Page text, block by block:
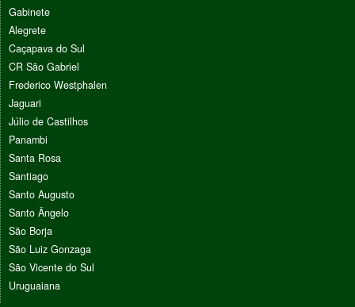
Gabinete
Alegrete
Caçapava do Sul
CR São Gabriel
Frederico Westphalen
Jaguari
Júlio de Castilhos
Panambi
Santa Rosa
Santiago
Santo Augusto
Santo Ângelo
São Borja
São Luiz Gonzaga
São Vicente do Sul
Uruguaiana